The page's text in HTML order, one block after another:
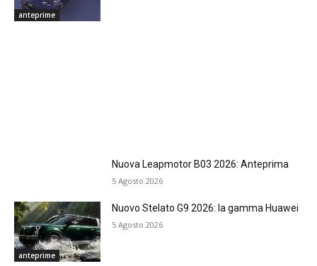
anteprime
Nuova Leapmotor B03 2026: Anteprima
5 Agosto 2026
anteprime
Nuovo Stelato G9 2026: la gamma Huawei
5 Agosto 2026